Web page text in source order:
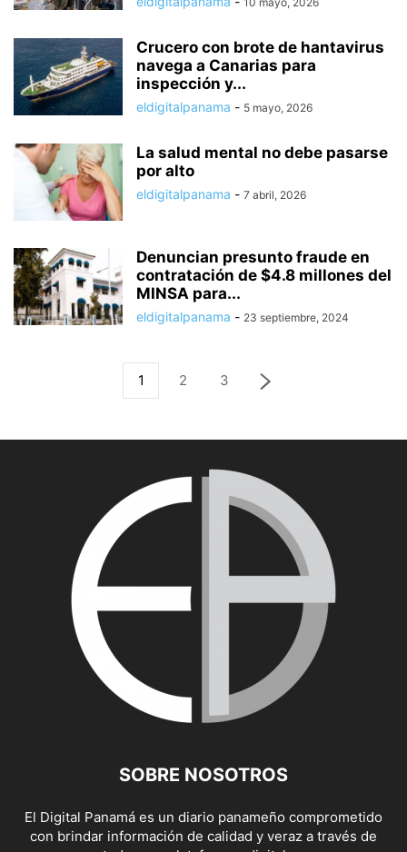
Crucero con brote de hantavirus
navega a Canarias para
inspección y...
eldigitalpanama - 5 mayo, 2026
La salud mental no debe pasarse
por alto
eldigitalpanama - 7 abril, 2026
Denuncian presunto fraude en
contratación de $4.8 millones del
MINSA para...
eldigitalpanama - 23 septiembre, 2024
1 2 3
SOBRE NOSOTROS
El Digital Panamá es un diario panameño comprometido
con brindar información de calidad y veraz a través de